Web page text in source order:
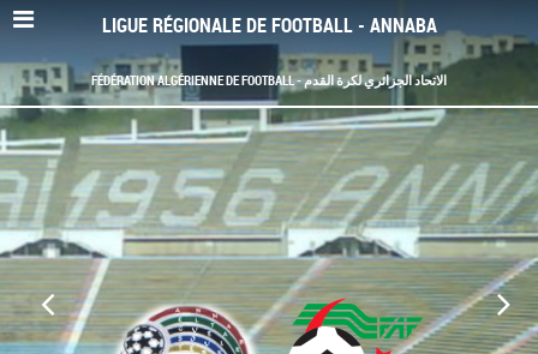
LIGUE RÉGIONALE DE FOOTBALL - ANNABA
FÉDÉRATION ALGÉRIENNE DE FOOTBALL - الاتحاد الجزائري لكرة القدم